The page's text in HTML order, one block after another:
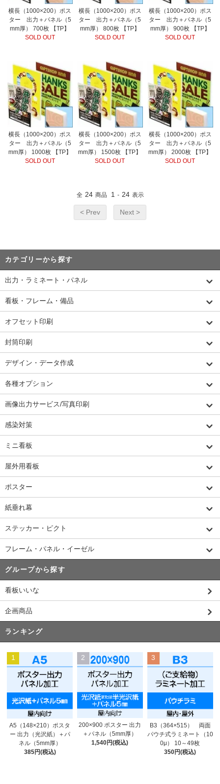
横長（1000×200）ポス
ター 出力＋パネル（5
mm厚） 700枚 【TP】
SOLD OUT
横長（1000×200）ポス
ター 出力＋パネル（5
mm厚） 800枚 【TP】
SOLD OUT
横長（1000×200）ポス
ター 出力＋パネル（5
mm厚） 900枚 【TP】
SOLD OUT
横長（1000×200）ポス
ター 出力＋パネル（5
mm厚） 1000枚 【TP】
SOLD OUT
横長（1000×200）ポス
ター 出力＋パネル（5
mm厚） 1500枚 【TP】
SOLD OUT
横長（1000×200）ポス
ター 出力＋パネル（5
mm厚） 2000枚 【TP】
SOLD OUT
全 24 商品 1 - 24 表示
< Prev Next >
カテゴリーから探す
出力・ラミネート・パネル
看板・フレーム・備品
オフセット印刷
封筒印刷
デザイン・データ作成
各種オプション
画像出力サービス/写真印刷
感染対策
ミニ看板
屋外用看板
ポスター
紙垂れ幕
ステッカー・ピクト
フレーム・パネル・イーゼル
グループから探す
看板いいな
企画商品
ランキング
1
A5（148×210）ポスタ
ー 出力（光沢紙）＋パ
ネル（5mm厚）
385円(税込)
2
200×900 ポスター 出力
＋パネル（5mm厚）
1,540円(税込)
3
B3（364×515） 両面
パウチ式ラミネート（10
0μ） 10～49枚
350円(税込)